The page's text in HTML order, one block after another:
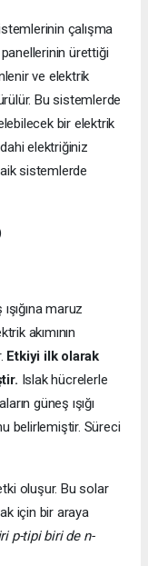
çalışma
ürettiği
ve elektrik
Bu sistemlerde
bir elektrik
elektriğiniz
sistemlerde
maruz
akımının
Etkiyi ilk olarak
Islak hücrelerle
güneş ışığı
belirlemiştir. Süreci
oluşur. Bu solar
için bir araya
p-tipi biri de n-